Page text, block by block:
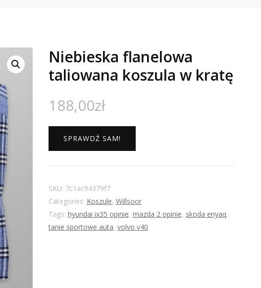
Niebieska flanelowa
taliowana koszula w kratę
188,00zł
SPRAWDŹ SAM!
SKU: 7c1ac94379f7
Categories: Koszule, Willsoor
Tags: hyundai ix35 opinie, mazda 2 opinie, skoda enyaq,
tanie sportowe auta, volvo v40